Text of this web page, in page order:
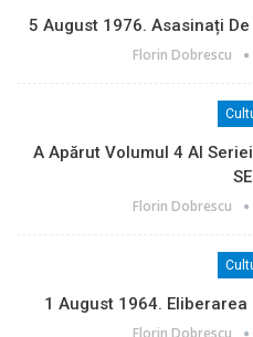
5 August 1976. Asasinați
Florin Dobrescu
A Apărut Volumul 4 Al Seriei
Florin Dobrescu
1 August 1964.
Florin Dobrescu